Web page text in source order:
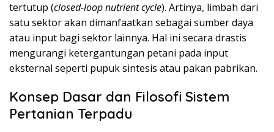
tertutup (closed-loop nutrient cycle). Artinya, limbah dari
satu sektor akan dimanfaatkan sebagai sumber daya
atau input bagi sektor lainnya. Hal ini secara drastis
mengurangi ketergantungan petani pada input
eksternal seperti pupuk sintesis atau pakan pabrikan.
Konsep Dasar dan Filosofi Sistem
Pertanian Terpadu